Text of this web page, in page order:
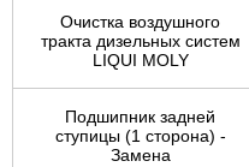
Очистка воздушного
тракта дизельных систем
LIQUI MOLY
Подшипник задней
ступицы (1 сторона) -
Замена